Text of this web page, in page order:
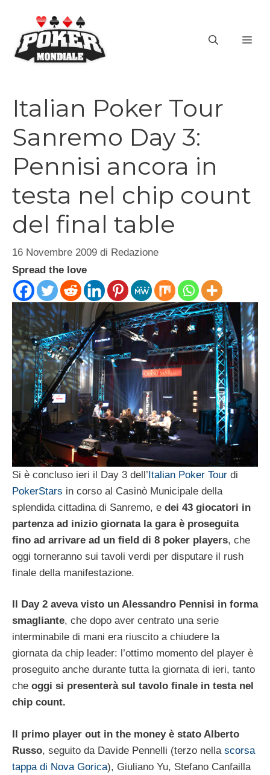
contenuto
Italian Poker Tour
Sanremo Day 3:
Pennisi ancora in
testa nel chip count
del final table
16 Novembre 2009 di Redazione
Spread the love
Si è concluso ieri il Day 3 dell’Italian Poker Tour di
PokerStars in corso al Casinò Municipale della
splendida cittadina di Sanremo, e dei 43 giocatori in
partenza ad inizio giornata la gara è proseguita
fino ad arrivare ad un field di 8 poker players, che
oggi torneranno sui tavoli verdi per disputare il rush
finale della manifestazione.
Il Day 2 aveva visto un Alessandro Pennisi in forma
smagliante, che dopo aver centrato una serie
interminabile di mani era riuscito a chiudere la
giornata da chip leader: l’ottimo momento del player è
proseguito anche durante tutta la giornata di ieri, tanto
che oggi si presenterà sul tavolo finale in testa nel
chip count.
Il primo player out in the money è stato Alberto
Russo, seguito da Davide Pennelli (terzo nella scorsa
tappa di Nova Gorica), Giuliano Yu, Stefano Canfailla